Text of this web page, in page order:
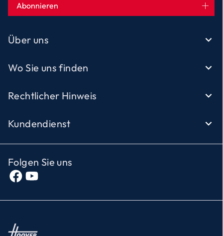
Abonnieren
Über uns
Wo Sie uns finden
Rechtlicher Hinweis
Kundendienst
Folgen Sie uns